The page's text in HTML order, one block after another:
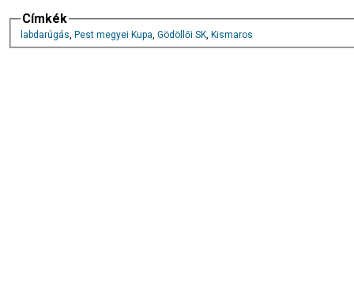
Címkék
labdarúgás, Pest megyei Kupa, Gödöllői SK, Kismaros